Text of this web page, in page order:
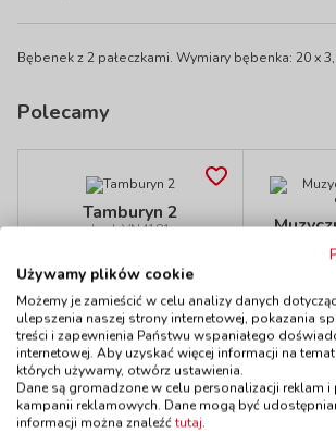
Bębenek z 2 pałeczkami. Wymiary bębenka: 20 x
Polecamy
Tamburyn 2
kod: VN4181
2 szt.
do 5 dni
55,90 zł z VAT
Do koszyka
Używamy plików cookie
Możemy je zamieścić w celu analizy danych
ulepszenia naszej strony internetowej, pokazania
treści i zapewnienia Państwu wspaniałego
internetowej. Aby uzyskać więcej informacji na
których używamy, otwórz ustawienia.
Dane są gromadzone w celu personalizacji reklam
kampanii reklamowych. Dane mogą być
informacji można znaleźćtutaj.